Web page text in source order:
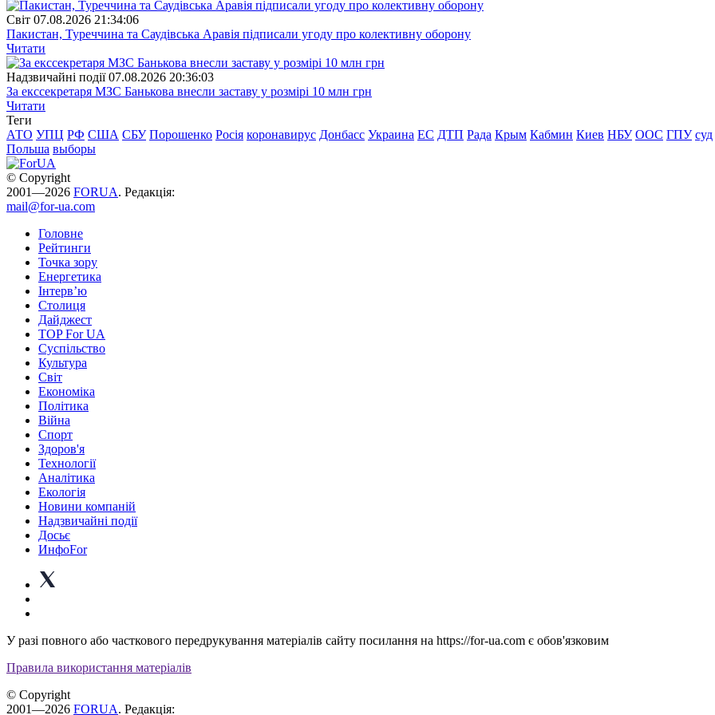
Свiт 07.08.2026 21:34:06
Пакистан, Туреччина та Саудівська Аравія підписали угоду про колективну оборону
Читати
Надзвичайні події 07.08.2026 20:36:03
За екссекретаря МЗС Банькова внесли заставу у розмірі 10 млн грн
Читати
Теги
АТО УПЦ РФ США СБУ Порошенко Росія коронавирус Донбасс Украина ЕС ДТП Рада Крым Кабмин Киев НБУ ООС ГПУ суд
Польша выборы
© Copyright
2001—2026 FORUA. Редакція:
mail@for-ua.com
Головне
Рейтинги
Точка зору
Енергетика
Інтерв’ю
Столиця
Дайджест
TOP For UA
Суспiльство
Культура
Світ
Економіка
Політика
Війна
Спорт
Здоров'я
Технології
Аналітика
Екологія
Новини компаній
Надзвичайні події
Досьє
ИнфоFor
У разі повного або часткового передрукування матеріалів сайту посилання на https://for-ua.com є обов'язковим
Правила використання матеріалів
© Copyright
2001—2026 FORUA. Редакція: